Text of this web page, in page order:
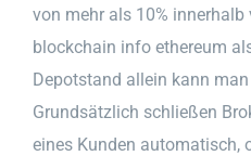
von mehr als 10%
blockchain info ethereum
Depotstand allein kann
Grundsätzlich schließen
eines Kunden automatisch,